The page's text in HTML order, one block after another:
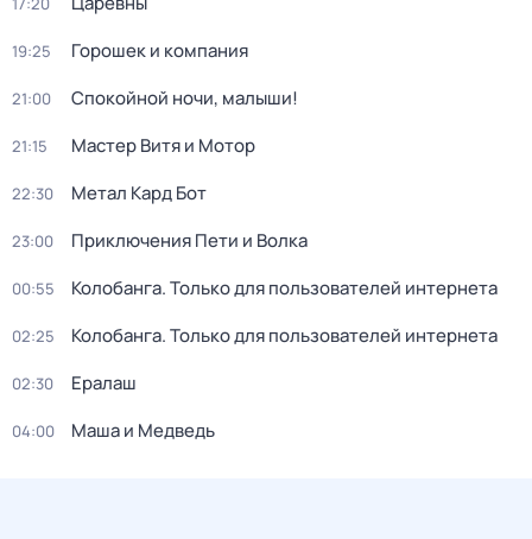
19:25 Горошек и компания
21:00 Спокойной ночи, малыши!
21:15 Мастер Витя и Мотор
22:30 Метал Кард Бот
23:00 Приключения Пети и Волка
00:55 Колобанга. Только для пользователей интернета
02:25 Колобанга. Только для пользователей интернета
02:30 Ералаш
04:00 Маша и Медведь